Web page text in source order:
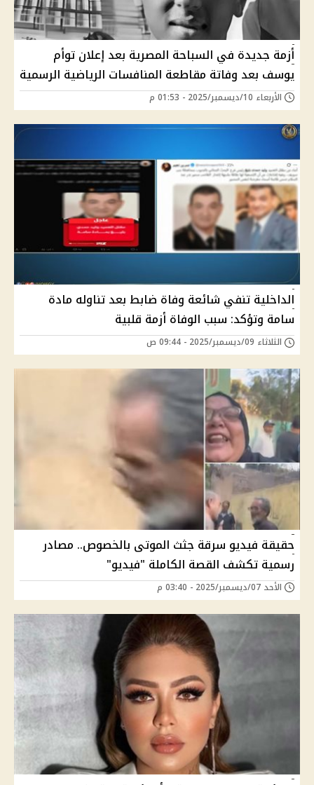
أزمة جديدة في السباحة المصرية بعد إعلان توأم
يوسف بعد وفاتة مقاطعة المنافسات الرياضية الرسمية
الأربعاء 10/ديسمبر/2025 - 01:53 م
الداخلية تنفي شائعة وفاة ضابط بعد تناوله مادة
سامة وتؤكد: سبب الوفاة أزمة قلبية
الثلاثاء 09/ديسمبر/2025 - 09:44 ص
حقيقة فيديو سرقة جثث الموتى بالخصوص.. مصادر
رسمية تكشف القصة الكاملة "فيديو"
الأحد 07/ديسمبر/2025 - 03:40 م